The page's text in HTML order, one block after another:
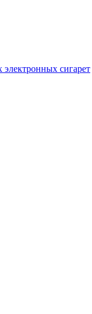
электронных сигарет